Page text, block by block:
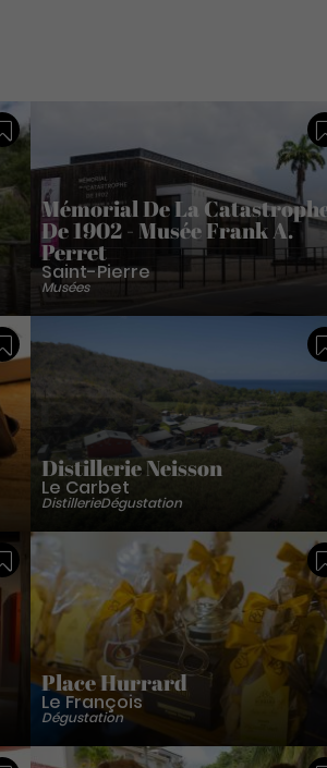
Sauvegarder
Mémorial De La
De 1902 - Musée Frank A.
Perret
Saint-Pierre
Musées
Sauvegarder
Distillerie Neisson
Le Carbet
DistillerieDégustation
Sauvegarder
Place Hurrard
Le François
Dégustation